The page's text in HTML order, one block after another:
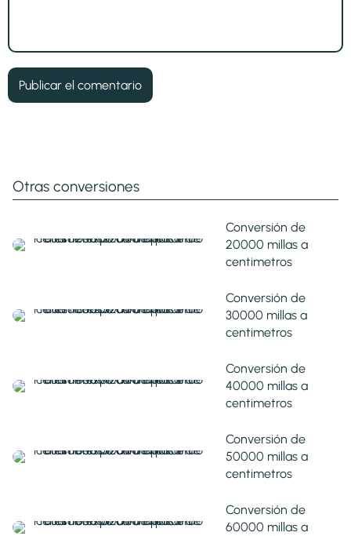
Otras conversiones
Conversión de
20000 millas a
centimetros
Conversión de
30000 millas a
centimetros
Conversión de
40000 millas a
centimetros
Conversión de
50000 millas a
centimetros
Conversión de
60000 millas a